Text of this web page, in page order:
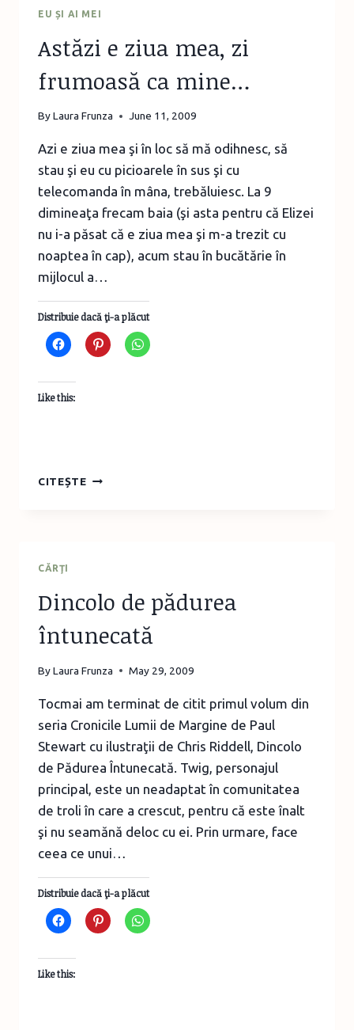
RECONDIȚIONARE
DULAP
EU ȘI AI MEI
Astăzi e ziua mea, zi
frumoasă ca mine…
ByLaura Frunza June 11, 2009
Azi e ziua mea şi în loc să mă odihnesc, să
stau şi eu cu picioarele în sus şi cu
telecomanda în mâna, trebăluiesc. La 9
dimineaţa frecam baia (şi asta pentru că Elizei
nu i-a păsat că e ziua mea şi m-a trezit cu
noaptea în cap), acum stau în bucătărie în
mijlocul a…
Distribuie dacă ţi-a plăcut
Like this:
CITEȘTEASTĂZI
MINE…
CĂRŢI
Dincolo de pădurea
întunecată
ByLaura Frunza May 29, 2009
Tocmai am terminat de citit primul volum din
seria Cronicile Lumii de Margine de Paul
Stewart cu ilustraţii de Chris Riddell, Dincolo
de Pădurea Întunecată. Twig, personajul
principal, este un neadaptat în comunitatea
de troli în care a crescut, pentru că este înalt
şi nu seamănă deloc cu ei. Prin urmare, face
ceea ce unui…
Distribuie dacă ţi-a plăcut
Like this: